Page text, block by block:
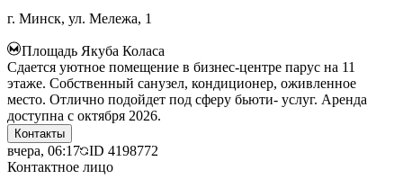
г. Минск, ул. Мележа, 1
Площадь Якуба Коласа
Сдается уютное помещение в бизнес-центре парус на 11
этаже. Собственный санузел, кондиционер, оживленное
место. Отлично подойдет под сферу бьюти- услуг. Аренда
доступна с октября 2026.
Контакты
вчера, 06:17 ID 4198772
Контактное лицо